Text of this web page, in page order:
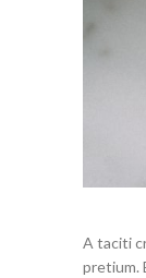
A taciti
pretium.